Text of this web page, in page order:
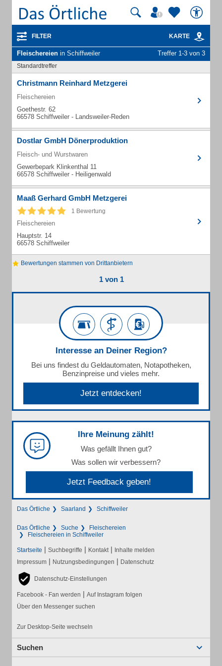
FILTER KARTE
Fleischereien in Schiffweiler Treffer 1-3 von 3
Standardtreffer
Christmann Reinhard Metzgerei
Fleischereien
Goethestr. 62
66578 Schiffweiler - Landsweiler-Reden
Dostlar GmbH Dönerproduktion
Fleisch- und Wurstwaren
Gewerbepark Klinkenthal 11
66578 Schiffweiler - Heiligenwald
Maaß Gerhard GmbH Metzgerei
1 Bewertung
Fleischereien
Hauptstr. 14
66578 Schiffweiler
Bewertungen stammen von Drittanbietern
1 von 1
Interesse an Deiner Region?
Bei uns findest du Geldautomaten, Notapotheken,
Benzinpreise und vieles mehr.
Jetzt entdecken!
Ihre Meinung zählt!
Was gefällt Ihnen gut?
Was sollen wir verbessern?
Jetzt Feedback geben!
Das Örtliche Saarland Schiffweiler
Das Örtliche Suche
Fleischereien
Fleischereien in Schiffweiler
Startseite | Suchbegriffe | Kontakt | Inhalte melden
Impressum | Nutzungsbedingungen | Datenschutz
Datenschutz-Einstellungen
Facebook - Fan werden | Auf Instagram folgen
Über den Messenger suchen
Zur Desktop-Seite wechseln
Suchen